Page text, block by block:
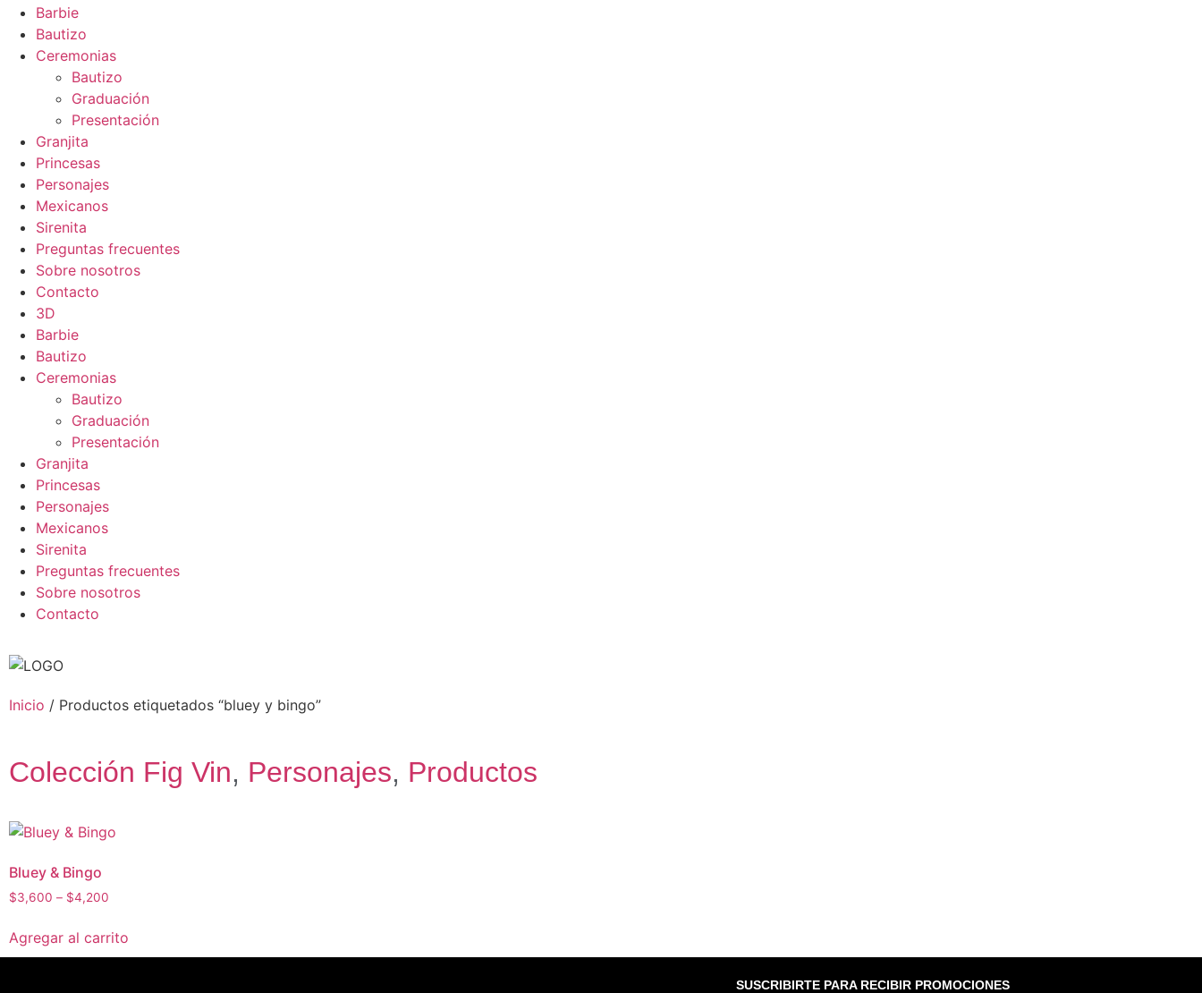
Barbie
Bautizo
Ceremonias
Bautizo
Graduación
Presentación
Granjita
Princesas
Personajes
Mexicanos
Sirenita
Preguntas frecuentes
Sobre nosotros
Contacto
3D
Barbie
Bautizo
Ceremonias
Bautizo
Graduación
Presentación
Granjita
Princesas
Personajes
Mexicanos
Sirenita
Preguntas frecuentes
Sobre nosotros
Contacto
Inicio / Productos etiquetados “bluey y bingo”
Colección Fig Vin, Personajes, Productos
Bluey & Bingo
$3,600 – $4,200
Agregar al carrito
SUSCRIBIRTE PARA RECIBIR PROMOCIONES